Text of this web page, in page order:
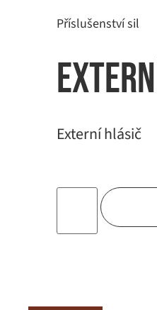
Příslušenství sil
Externí hlásič